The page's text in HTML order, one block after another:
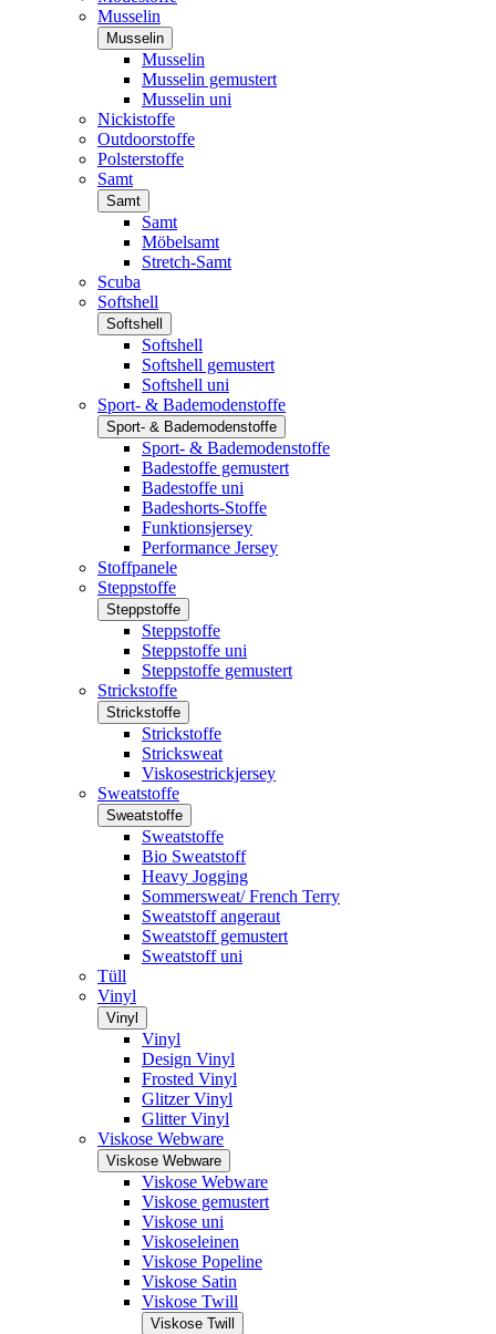
Musselin
Musselin
Musselin
Musselin gemustert
Musselin uni
Nickistoffe
Outdoorstoffe
Polsterstoffe
Samt
Samt
Samt
Möbelsamt
Stretch-Samt
Scuba
Softshell
Softshell
Softshell
Softshell gemustert
Softshell uni
Sport- & Bademodenstoffe
Sport- & Bademodenstoffe
Sport- & Bademodenstoffe
Badestoffe gemustert
Badestoffe uni
Badeshorts-Stoffe
Funktionsjersey
Performance Jersey
Stoffpanele
Steppstoffe
Steppstoffe
Steppstoffe
Steppstoffe uni
Steppstoffe gemustert
Strickstoffe
Strickstoffe
Strickstoffe
Stricksweat
Viskosestrickjersey
Sweatstoffe
Sweatstoffe
Sweatstoffe
Bio Sweatstoff
Heavy Jogging
Sommersweat/ French Terry
Sweatstoff angeraut
Sweatstoff gemustert
Sweatstoff uni
Tüll
Vinyl
Vinyl
Vinyl
Design Vinyl
Frosted Vinyl
Glitzer Vinyl
Glitter Vinyl
Viskose Webware
Viskose Webware
Viskose Webware
Viskose gemustert
Viskose uni
Viskoseleinen
Viskose Popeline
Viskose Satin
Viskose Twill
Viskose Twill